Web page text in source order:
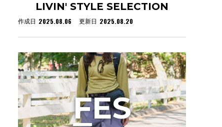
LIVIN' STYLE SELECTION
作成日 2025.08.06 更新日 2025.08.20
FES